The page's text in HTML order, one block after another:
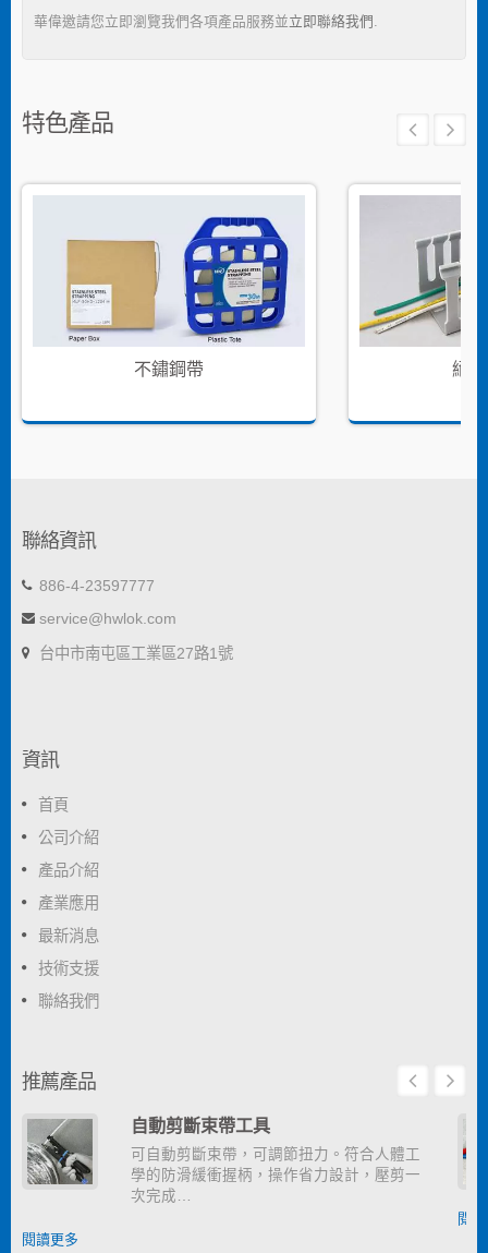
華偉邀請您立即瀏覽我們各項產品服務並立即聯絡我們 .
特色產品
不鏽鋼帶 絕
聯絡資訊
886-4-23597777
service@hwlok.com
台中市南屯區工業區27路1號
資訊
首頁
公司介紹
產品介紹
產業應用
最新消息
技術支援
聯絡我們
推薦產品
自動剪斷束帶工具
可自動剪斷束帶，可調節扭力。符合人體工
學的防滑緩衝握柄，操作省力設計，壓剪一
次完成…
閱讀更多
閱